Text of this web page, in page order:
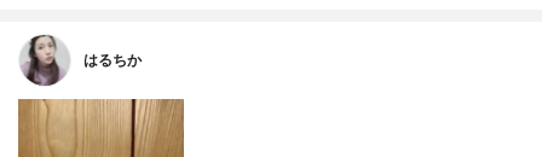
はるちか